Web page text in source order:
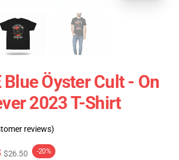
Blue Öyster Cult - On
2023 T-Shirt
reviews)
$26.50 -20%